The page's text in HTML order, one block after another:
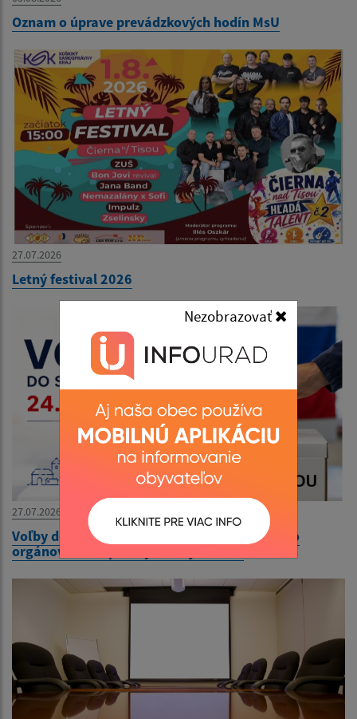
Oznam o úprave prevádzkových hodín MsU
27.07.2026
Letný festival 2026
27.07.2026
Voľby do orgánov samosprávy obcí a voľby do
orgánov samosprávnych krajov 2026
Nezobrazovať